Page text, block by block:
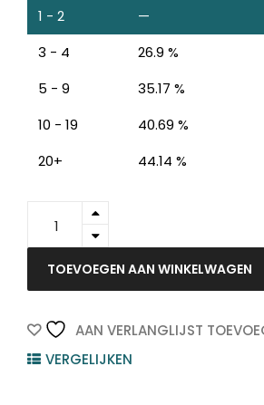
1 - 2
—
3 - 4
26.9 %
5 - 9
35.17 %
10 - 19
40.69 %
20+
44.14 %
FOL
Zijdevloeipapier
50x70cm
5st
quantity
TOEVOEGEN AAN WINKELWAGEN
AAN VERLANGLIJST
VERGELIJKEN